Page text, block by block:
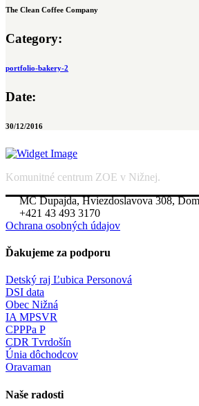
The Clean Coffee Company
Category:
portfolio-bakery-2
Date:
30/12/2016
Komunitné centrum ZOE v Nižnej.
MC Dupajda, Hviezdoslavova 308,
+421 43 493 3170
Ochrana osobných údajov
Ďakujeme za podporu
Detský raj Ľubica Personová
DSI data
Obec Nižná
IA MPSVR
CPPPa P
CDR Tvrdošín
Únia dôchodcov
Oravaman
Naše radosti